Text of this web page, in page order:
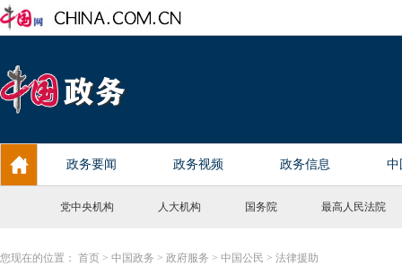
党中央机构 人大机构 国务院 最高人民法院
您现在的位置： 首页 > 中国政务 > 政府服务 > 中国公民 > 法律援助